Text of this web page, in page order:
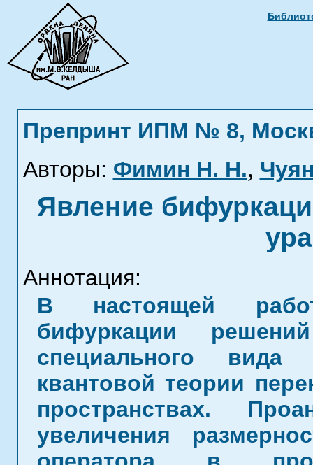
Препринт ИПМ № 8,
Авторы: Фимин Н. Н.,
Явление
Аннотация:
В настоящей
бифуркации
специального
квантовой теории
пространствах.
увеличения